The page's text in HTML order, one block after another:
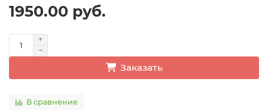
1950.00 руб.
Заказать
В сравнение